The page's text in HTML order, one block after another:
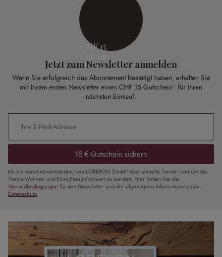
CHF 15
Jetzt zum Newsletter anmelden
Wenn Sie erfolgreich das Abonnement bestätigt haben, erhalten Sie
mit Ihrem ersten Newsletter einen CHF 15 Gutschein¹ für Ihren
nächsten Einkauf.
E-Mail-Adresse*
15 € Gutschein sichern
Ich bin damit einverstanden, von LOBERON GmbH über aktuelle Trends rund um das
Thema Wohnen und Einrichten informiert zu werden. Hier finden Sie die
Versandbedingungen für den Newsletter und die allgemeinen Informationen zum
Datenschutz.